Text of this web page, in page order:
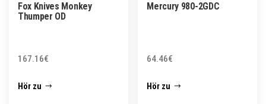
Fox Knives Monkey
Thumper OD
167.16€
Hör zu
Mercury 980-2GDC
64.46€
Hör zu